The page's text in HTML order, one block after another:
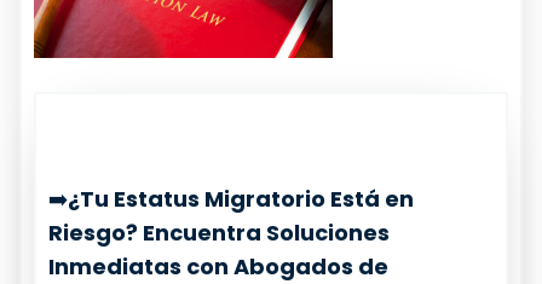
➡️¿Tu Estatus Migratorio Está en
Riesgo? Encuentra Soluciones
Inmediatas con Abogados de